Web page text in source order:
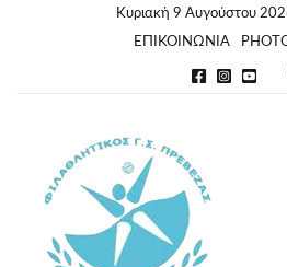
Κυριακή 9 Αυγούστου
ΕΠΙΚΟΙΝΩΝΙΑ